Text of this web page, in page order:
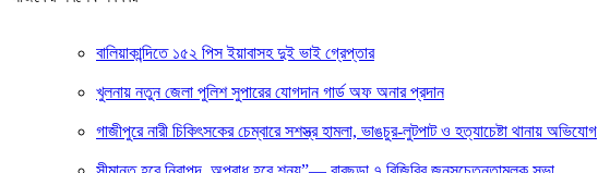
বালিয়াকান্দিতে ১৫২ পিস ইয়াবাসহ দুই ভাই গ্রেপ্তার
খুলনায় নতুন জেলা পুলিশ সুপারের যোগদান গার্ড অফ অনার প্রদান
গাজীপুরে নারী চিকিৎসকের চেম্বারে সশস্ত্র হামলা, ভাঙচুর-লুটপাট ও হত্যাচেষ্টা থানায় অভিযোগ